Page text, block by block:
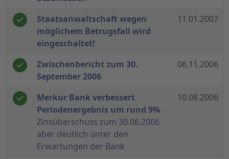
Staatsanwaltschaft wegen
möglichem Betrugsfall wird
eingeschaltet!
11.01.2007
Zwischenbericht zum 30.
September 2006
06.11.2006
Merkur Bank verbessert
Periodenergebnis um rund 9% -
Zinsüberschuss zum 30.06.2006
aber deutlich unter den
Erwartungen der Bank
10.08.2006